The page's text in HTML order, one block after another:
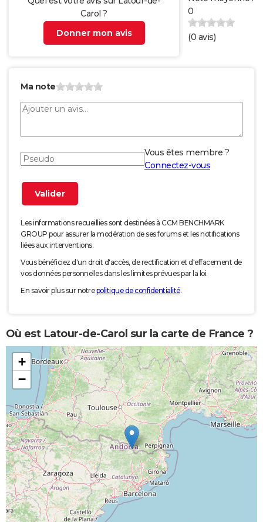
Carol ?
Donner mon avis
0
(0 avis)
Ma note
Vous êtes membre ?
Connectez-vous
Les informations recueillies sont destinées à CCM BENCHMARK
GROUP pour assurer la modération de ses forums et les notifications
liées aux interventions.
Vous bénéficiez d'un droit d'accès, de rectification et d'effacement de
vos données personnelles dans les limites prévues par la loi.
En savoir plus sur notrepolitique de confidentialité.
Où est Latour-de-Carol sur la carte de France ?
+
−